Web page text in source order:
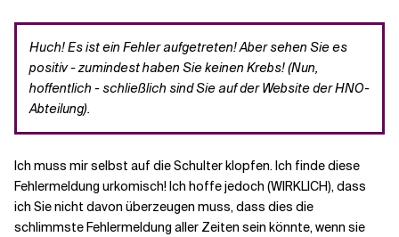
Huch! Es ist ein Fehler aufgetreten! Aber sehen Sie es
positiv - zumindest haben Sie keinen Krebs! (Nun,
hoffentlich - schließlich sind Sie auf der Website der HNO-
Abteilung).
Ich muss mir selbst auf die Schulter klopfen. Ich finde diese
Fehlermeldung urkomisch! Ich hoffe jedoch (WIRKLICH), dass
ich Sie nicht davon überzeugen muss, dass dies die
schlimmste Fehlermeldung aller Zeiten sein könnte, wenn sie